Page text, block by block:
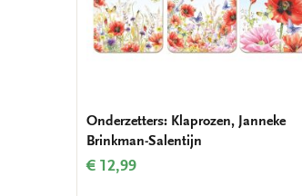
Onderzetters: Klaprozen, Janneke
Brinkman-Salentijn
€ 12,99